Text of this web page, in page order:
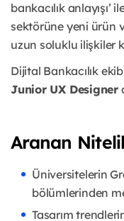
bankacılık anlayışı’
sektörüne yeni ürün
uzun soluklu ilişkiler
Dijital Bankacılık
Junior UX Designer
Aranan
Üniversitelerin
bölümlerinden
Tasarım